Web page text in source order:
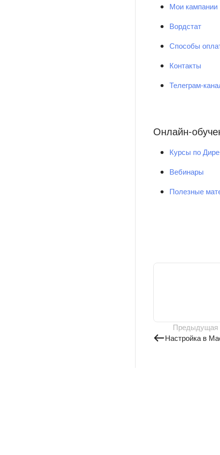
Мои кампании
Вордстат
Способы
Контакты
Телеграм-
Онлайн-
Курсы по
Вебинары
Полезные
Предыдущая
Настройка в